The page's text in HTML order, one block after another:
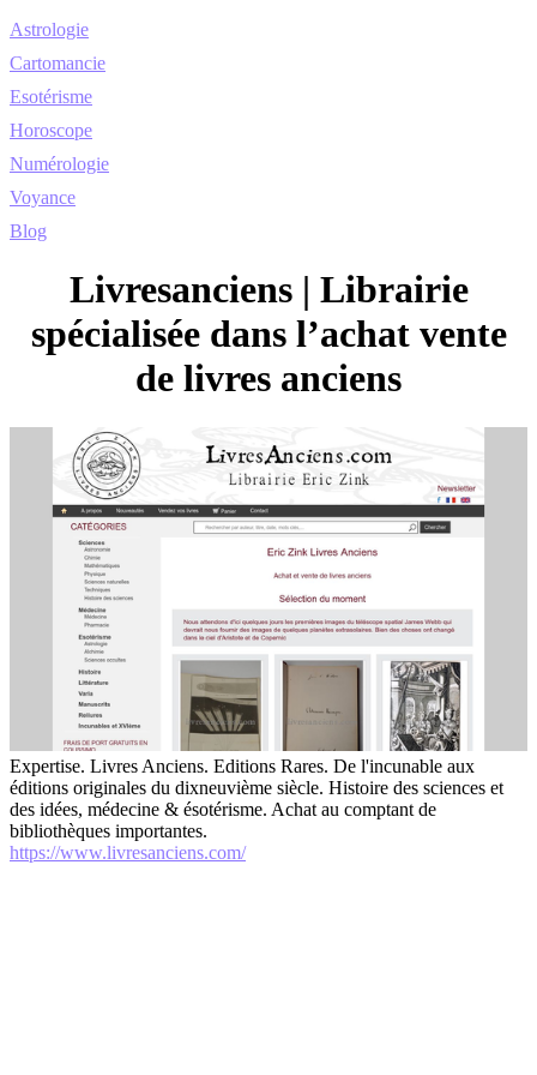
Astrologie
Cartomancie
Esotérisme
Horoscope
Numérologie
Voyance
Blog
Liv­re­san­ciens | Librairie
spécialisée dans l’achat vente
de livres anciens
Expertise. Livres Anciens. Editions Rares. De l'incunable aux
éditions originales du dixneuvième siècle. Histoire des sciences et
des idées, médecine & ésotérisme. Achat au comptant de
bibliothèques importantes.
https://www.livresanciens.com/